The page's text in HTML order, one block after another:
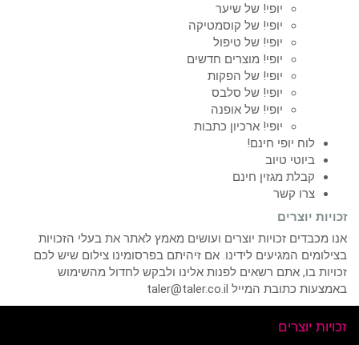
יופי! של שיער
יופי! של קוסמטיקה
יופי! של טיפול
יופי! מוצרים חדשים
יופי! של הפקות
יופי! של סלבס
יופי! של אופנה
יופי! ארכיון כתבות
לוח יופי חינם!
ביוטי טיוב
קבלת מגזין חינם
צרו קשר
זכויות יוצרים
אנו מכבדים זכויות יוצרים ועושים מאמץ לאתר את בעלי הזכויות
בצילומים המגיעים לידינו. אם זיהיתם בפרסומינו צילום שיש לכם
זכויות בו, אתם רשאים לפנות אלינו ולבקש לחדול מהשימוש
באמצעות כתובת המייל taler@taler.co.il
זכויות יוצרים